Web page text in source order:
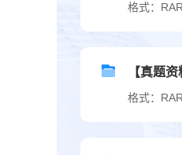
格式：
【真题
格式：